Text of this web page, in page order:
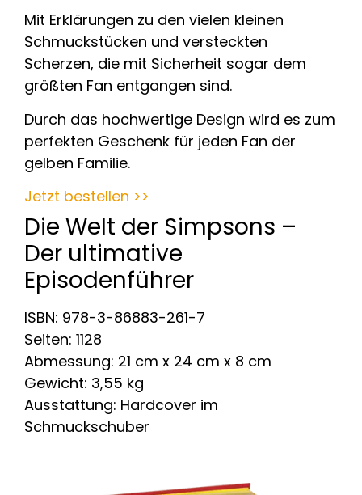
Mit Erklärungen zu den vielen kleinen
Schmuckstücken und versteckten
Scherzen, die mit Sicherheit sogar dem
größten Fan entgangen sind.
Durch das hochwertige Design wird es zum
perfekten Geschenk für jeden Fan der
gelben Familie.
Jetzt bestellen >>
Die Welt der Simpsons –
Der ultimative
Episodenführer
ISBN: 978-3-86883-261-7
Seiten: 1128
Abmessung: 21 cm x 24 cm x 8 cm
Gewicht: 3,55 kg
Ausstattung: Hardcover im
Schmuckschuber